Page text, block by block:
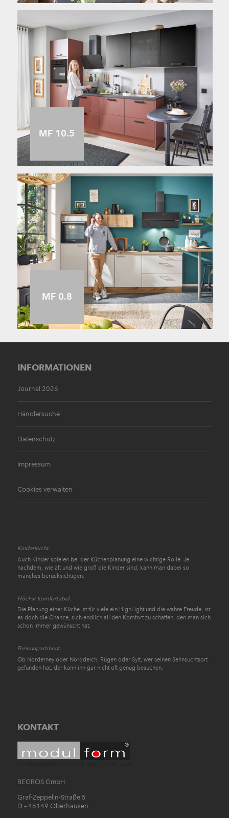
MF 10.5
MF 0.8
INFORMATIONEN
Journal 2026
Händlersuche
Datenschutz
Impressum
Cookies verwalten
Kinderleicht.
Auch Kinder spielen bei der Küchenplanung eine wichtige Rolle. Je
nachdem, wie alt und wie groß die Kinder sind, kann man dabei so
manches berücksichtigen.
Höchst komfortabel.
Die Planung einer Küche ist für viele ein HighLight und die wahre Freude, ist
es doch die Chance, sich endlich all den Komfort zu schaffen, den man sich
schon immer gewünscht hat.
Ferienapartment.
Ob Norderney oder Norddeich, Rügen oder Sylt, wer seinen Sehnsuchtsort
gefunden hat, der kann ihn gar nicht oft genug besuchen.
KONTAKT
BEGROS GmbH
Graf-Zeppelin-Straße 5
D – 46149 Oberhausen